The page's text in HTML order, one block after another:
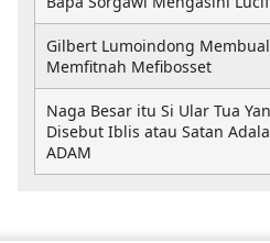
Gilbert Lumoindong
Memfitnah Mefibosset
Naga Besar itu Si Ular Tua
Disebut Iblis atau Satan
ADAM